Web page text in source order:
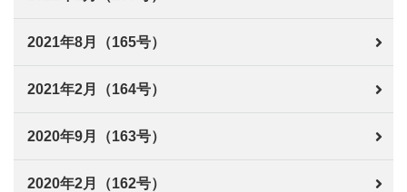
2021年8月（165号）
2021年2月（164号）
2020年9月（163号）
2020年2月（162号）